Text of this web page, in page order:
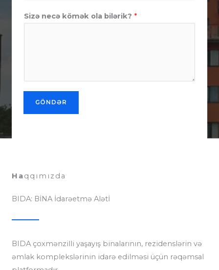
Sizə necə kömək ola bilərik? *
GÖNDƏR
Haqqımızda
BIDA: BİNA İdarəetmə Alətİ
BIDA çoxmənzilli yaşayış binalarının, rezidenslərin və
əmlak komplekslərinin idarə edilməsi üçün rəqəmsal